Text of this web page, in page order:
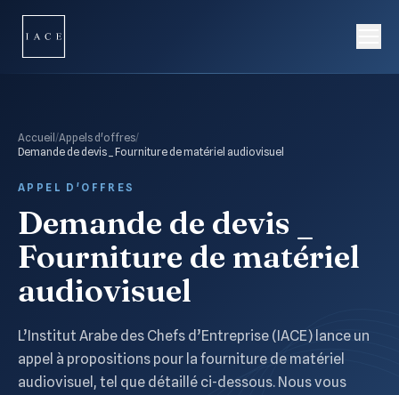
Accueil /Appels d'offres/
Demande de devis _ Fourniture de matériel audiovisuel
APPEL D'OFFRES
Demande de devis _
Fourniture de matériel
audiovisuel
L’Institut Arabe des Chefs d’Entreprise (IACE) lance un
appel à propositions pour la fourniture de matériel
audiovisuel, tel que détaillé ci-dessous. Nous vous